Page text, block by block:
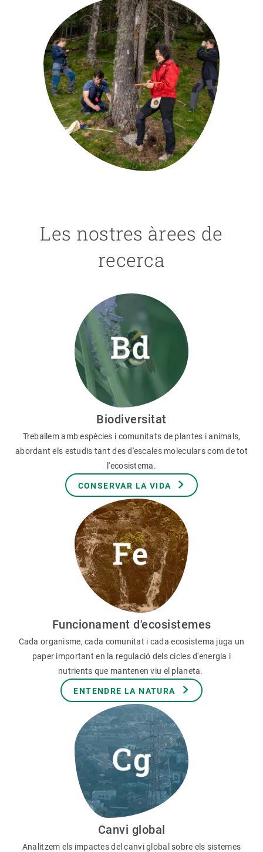
Les nostres àrees de
recerca
Biodiversitat
Treballem amb espècies i comunitats de plantes i animals,
abordant els estudis tant des d'escales moleculars com de tot
l'ecosistema.
CONSERVAR LA VIDA
Funcionament d'ecosistemes
Cada organisme, cada comunitat i cada ecosistema juga un
paper important en la regulació dels cicles d'energia i
nutrients que mantenen viu el planeta.
ENTENDRE LA NATURA
Canvi global
Analitzem els impactes del canvi global sobre els sistemes
NOTÍCIES I AGENDA